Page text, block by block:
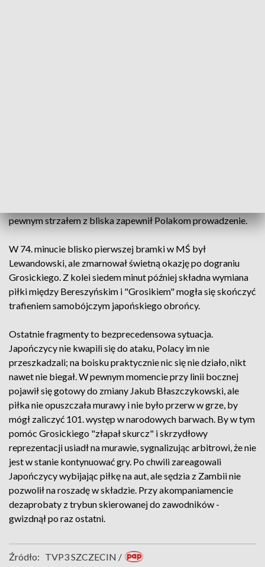
pewnym strzałem z bliska zapewnił Polakom prowadzenie.
W 74. minucie blisko pierwszej bramki w MŚ był
Lewandowski, ale zmarnował świetną okazję po dograniu
Grosickiego. Z kolei siedem minut później składna wymiana
piłki między Bereszyńskim i "Grosikiem" mogła się skończyć
trafieniem samobójczym japońskiego obrońcy.
Ostatnie fragmenty to bezprecedensowa sytuacja.
Japończycy nie kwapili się do ataku, Polacy im nie
przeszkadzali; na boisku praktycznie nic się nie działo, nikt
nawet nie biegał. W pewnym momencie przy linii bocznej
pojawił się gotowy do zmiany Jakub Błaszczykowski, ale
piłka nie opuszczała murawy i nie było przerw w grze, by
mógł zaliczyć 101. występ w narodowych barwach. By w tym
pomóc Grosickiego "złapał skurcz" i skrzydłowy
reprezentacji usiadł na murawie, sygnalizując arbitrowi, że nie
jest w stanie kontynuować gry. Po chwili zareagowali
Japończycy wybijając piłkę na aut, ale sędzia z Zambii nie
pozwolił na roszadę w składzie. Przy akompaniamencie
dezaprobaty z trybun skierowanej do zawodników -
gwizdnął po raz ostatni.
Źródło: TVP3 SZCZECIN /